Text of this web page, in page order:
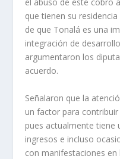
que tienen su
de que Tonalá es una
integración de
argumentaron los
acuerdo.
Señalaron que la
un factor para
pues actualmente tiene
ingresos e incluso
con manifestaciones